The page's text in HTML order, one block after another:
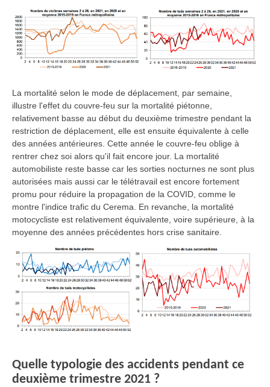
La mortalité selon le mode de déplacement, par semaine,
illustre l'effet du couvre-feu sur la mortalité piétonne,
relativement basse au début du deuxième trimestre pendant la
restriction de déplacement, elle est ensuite équivalente à celle
des années antérieures. Cette année le couvre-feu oblige à
rentrer chez soi alors qu'il fait encore jour. La mortalité
automobiliste reste basse car les sorties nocturnes ne sont plus
autorisées mais aussi car le télétravail est encore fortement
promu pour réduire la propagation de la COVID, comme le
montre l'indice trafic du Cerema. En revanche, la mortalité
motocycliste est relativement équivalente, voire supérieure, à la
moyenne des années précédentes hors crise sanitaire.
Quelle typologie des accidents pendant ce
deuxième trimestre 2021 ?